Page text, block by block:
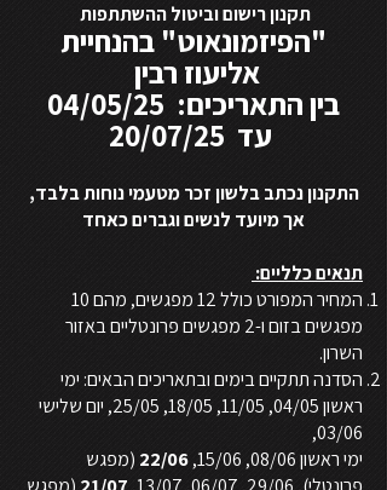
תקנון רישום וביטול ההשתתפות
"הפיזמונאוט" בהנחיית
אליעוז רבין
בין התאריכים: 04/05/25
עד 20/07/25
התקנון נכתב בלשון זכר מטעמי נוחות בלבד,
אך מיועד לנשים וגברים כאחד
תנאים כלליים:
המחיר המפורט כולל 12 מפגשים, מהם 10
מפגשים בזום ו-2 מפגשים פרונטליים באזור
השרון.
הסדנה תתקיים בימים ובתאריכים הבאים: ימי
ראשון 04/05, 11/05, 18/05, 25/05, יום שלישי
03/06,
ימי ראשון 08/06, 15/06,
22/06 (מפגש